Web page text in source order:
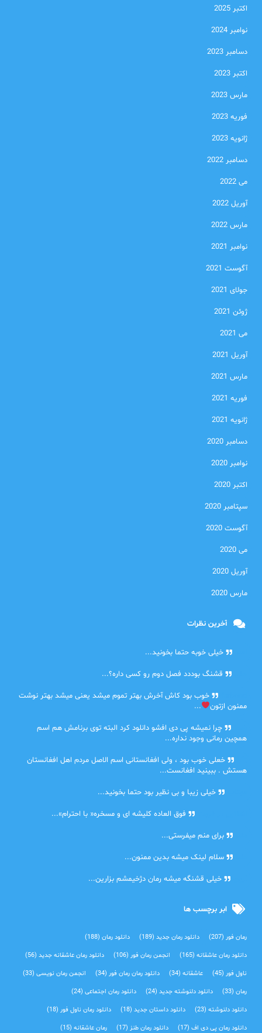
اکتبر 2025
نوامبر 2024
دسامبر 2023
اکتبر 2023
مارس 2023
فوریه 2023
ژانویه 2023
دسامبر 2022
می 2022
آوریل 2022
مارس 2022
نوامبر 2021
آگوست 2021
جولای 2021
ژوئن 2021
می 2021
آوریل 2021
مارس 2021
فوریه 2021
ژانویه 2021
دسامبر 2020
نوامبر 2020
اکتبر 2020
سپتامبر 2020
آگوست 2020
می 2020
آوریل 2020
مارس 2020
آخرین نظرات
خیلی خوبه حتما بخونید...
قشنگ بوددد فصل دوم رو کسی داره؟...
خوب بود کاش آخرش بهتر تموم میشد یعنی میشد بهتر نوشت
ممنون ازتون
...
چرا نمیشه پی دی افشو دانلود کرد البته توی برنامش هم اسم
همچین رمانی وجود نداره...
خعلی خوب بود ، ولی افغانستانی اسم الاصل مردم اهل افغانستان
هستش . ببینید افغانست...
خیلی زیبا و بی نظیر بود حتما بخونید...
فوق العاده کلیشه ای و مسخره« با احترام»...
برای منم میفرستی...
سلام لینک میشه بدین ممنون...
خیلی قشنگه میشه رمان دژخیمشم بزارین...
ابر برچسب ها
رمان فور(207) دانلود رمان جدید(189) دانلود رمان(188)
دانلود رمان عاشقانه(165) انجمن رمان فور(106) دانلود رمان عاشقانه جدید(56)
ناول فور(45) عاشقانه(34) دانلود رمان رمان فور(34) انجمن رمان نویسی(33)
رمان(33) دانلود دلنوشته جدید(24) دانلود رمان اجتماعی‌(24)
دانلود دلنوشته(23) دانلود داستان جدید(18) دانلود رمان ناول فور(18)
دانلود رمان پی دی اف(17) دانلود رمان طنز(17) رمان عاشقانه(15)